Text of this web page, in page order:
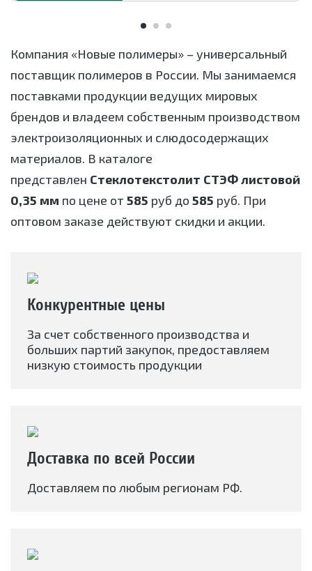
Компания «Новые полимеры» – универсальный
поставщик полимеров в России. Мы занимаемся
поставками продукции ведущих мировых
брендов и владеем собственным производством
электроизоляционных и слюдосодержащих
материалов. В каталоге
представлен Стеклотекстолит СТЭФ листовой
0,35 мм по цене от 585 руб до 585 руб. При
оптовом заказе действуют скидки и акции.
Конкурентные цены
За счет собственного производства и
больших партий закупок, предоставляем
низкую стоимость продукции
Доставка по всей России
Доставляем по любым регионам РФ.